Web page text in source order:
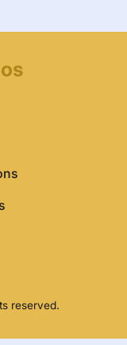
reserved.